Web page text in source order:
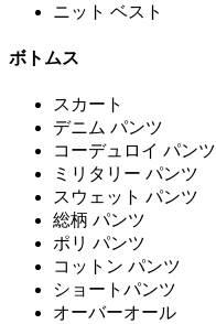
ニット ベスト
ボトムス
スカート
デニム パンツ
コーデュロイ パンツ
ミリタリー パンツ
スウェット パンツ
総柄 パンツ
ポリ パンツ
コットン パンツ
ショートパンツ
オーバーオール